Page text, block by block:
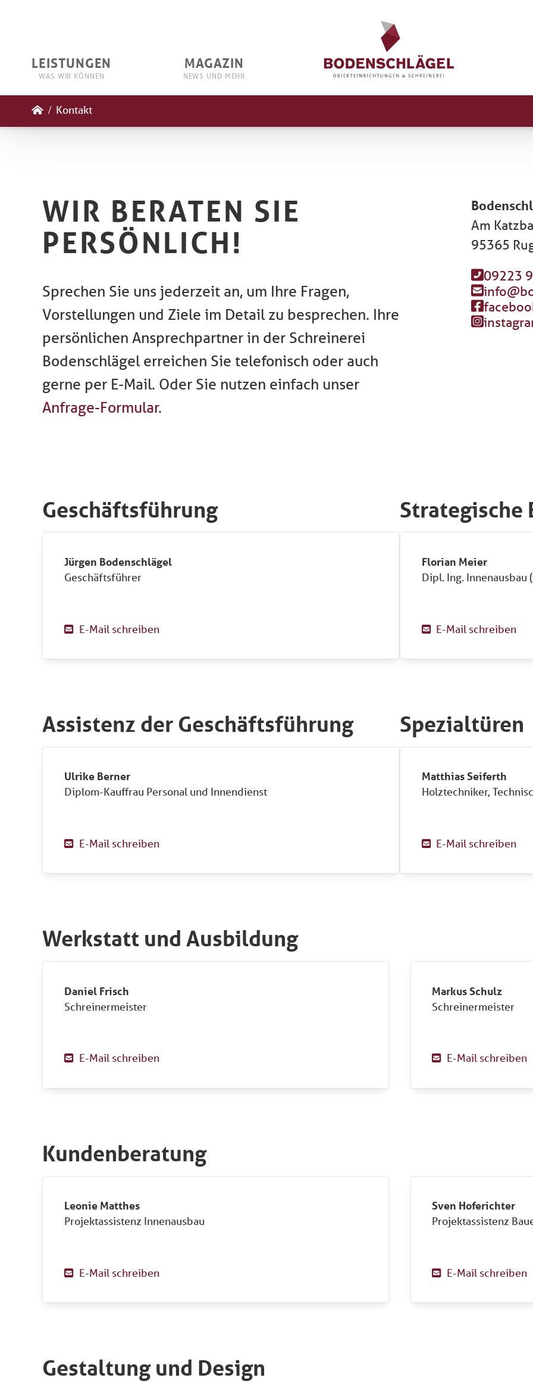
LEISTUNGEN
WAS WIR KÖNNEN
MAGAZIN
NEWS UND MEHR
/ Kontakt
WIR BERATEN SIE
PERSÖNLICH!
Sprechen Sie uns jederzeit an, um Ihre Fragen,
Vorstellungen und Ziele im Detail zu besprechen. Ihre
persönlichen Ansprechpartner in der Schreinerei
Bodenschlägel erreichen Sie telefonisch oder auch
gerne per E-Mail. Oder Sie nutzen einfach unser
Anfrage-Formular.
Am
95365
09223
Geschäftsführung
Jürgen Bodenschlägel
Geschäftsführer
 E-Mail schreiben
Strategische
Florian Meier
Dipl. Ing. Innenausbau
 E-Mail schreiben
Assistenz der Geschäftsführung
Ulrike Berner
Diplom-Kauffrau Personal und Innendienst
 E-Mail schreiben
Spezialtüren
Matthias Seiferth
Holztechniker,
 E-Mail schreiben
Werkstatt und Ausbildung
Daniel Frisch
Schreinermeister
 E-Mail schreiben
Markus Schulz
Schreinermeister
 E-Mail schreiben
Kundenberatung
Leonie Matthes
Projektassistenz Innenausbau
 E-Mail schreiben
Sven Hoferichter
Projektassistenz
 E-Mail schreiben
Gestaltung und Design